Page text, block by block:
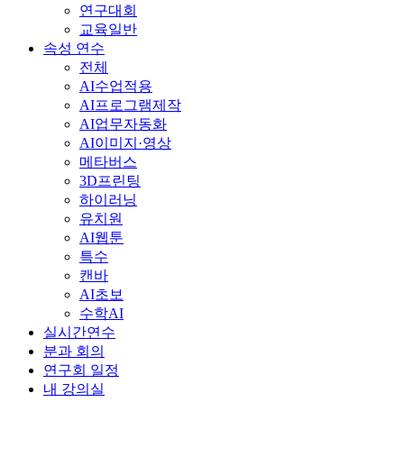
연구대회
교육일반
속성 연수
전체
AI수업적용
AI프로그램제작
AI업무자동화
AI이미지·영상
메타버스
3D프린팅
하이러닝
유치원
AI웹툰
특수
캔바
AI초보
수학AI
실시간연수
분과 회의
연구회 일정
내 강의실